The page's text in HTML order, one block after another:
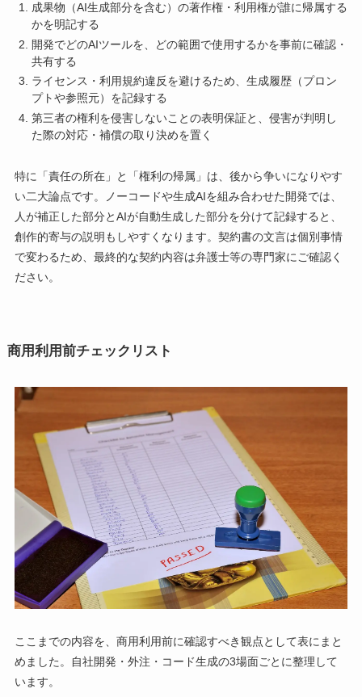
成果物（AI生成部分を含む）の著作権・利用権が誰に帰属する
かを明記する
開発でどのAIツールを、どの範囲で使用するかを事前に確認・
共有する
ライセンス・利用規約違反を避けるため、生成履歴（プロン
プトや参照元）を記録する
第三者の権利を侵害しないことの表明保証と、侵害が判明し
た際の対応・補償の取り決めを置く
特に「責任の所在」と「権利の帰属」は、後から争いになりやす
い二大論点です。ノーコードや生成AIを組み合わせた開発では、
人が補正した部分とAIが自動生成した部分を分けて記録すると、
創作的寄与の説明もしやすくなります。契約書の文言は個別事情
で変わるため、最終的な契約内容は弁護士等の専門家にご確認く
ださい。
商用利用前チェックリスト
ここまでの内容を、商用利用前に確認すべき観点として表にまと
めました。自社開発・外注・コード生成の3場面ごとに整理して
います。